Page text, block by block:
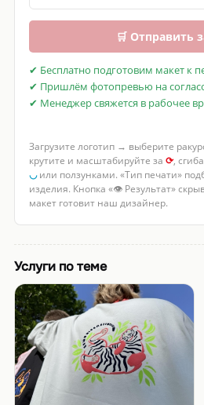
🛒 Отправить
✔ Бесплатно подготовим макет к
✔ Пришлём фотопревью на
✔ Менеджер свяжется в рабочее
Загрузите логотип → выберите
крутите и масштабируйте за ⟳,
◡или ползунками. «Тип печати»
изделия. Кнопка «👁 Результат»
макет готовит наш дизайнер.
Услуги по теме